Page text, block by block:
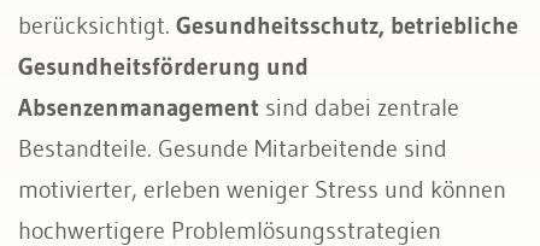
Gesundheitsmanagement
Talentmanagement
Absenz- und Casemanagement
berücksichtigt. Gesundheitsschutz, betriebliche
Gesundheitsförderung und
Absenzenmanagement sind dabei zentrale
Bestandteile. Gesunde Mitarbeitende sind
motivierter, erleben weniger Stress und können
hochwertigere Problemlösungsstrategien